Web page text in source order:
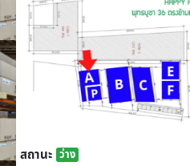
สถานะ ว่าง